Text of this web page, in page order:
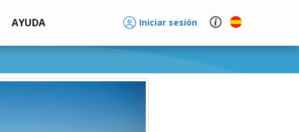
AYUDA Iniciar sesión